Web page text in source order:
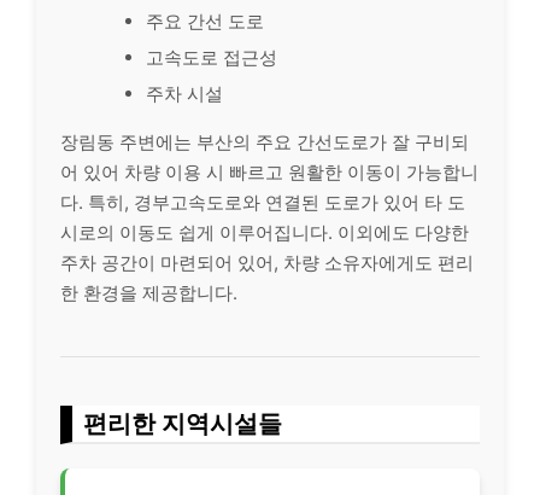
주요 간선 도로
고속도로 접근성
주차 시설
장림동 주변에는 부산의 주요 간선도로가 잘 구비되
어 있어 차량 이용 시 빠르고 원활한 이동이 가능합니
다. 특히, 경부고속도로와 연결된 도로가 있어 타 도
시로의 이동도 쉽게 이루어집니다. 이외에도 다양한
주차 공간이 마련되어 있어, 차량 소유자에게도 편리
한 환경을 제공합니다.
편리한 지역시설들